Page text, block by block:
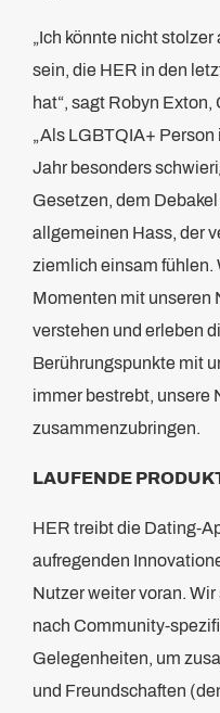
„Ich könnte nicht
sein, die HER in den
hat“, sagt Robyn
„Als LGBTQIA+ Person
Jahr besonders
Gesetzen, dem
allgemeinen Hass, der
ziemlich einsam fühlen.
Momenten mit unseren
verstehen und erleben
Berührungspunkte mit
immer bestrebt, unsere
zusammenzubringen.
LAUFENDE
HER treibt die Dating-
aufregenden
Nutzer weiter voran.
nach Community-
Gelegenheiten, um
und Freundschaften